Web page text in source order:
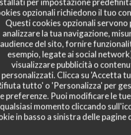
opzionali richiedono il tuo
Questi cookies opzionali servono
analizzare la tua navigazione,
del sito, fornire
esempio, legate ai social
visualizzare pubblicità o
personalizzati. Clicca su 'Accetta
tutto' o 'Personalizza' per
preferenze. Puoi modificare le
momento cliccando
in basso a sinistra delle pagine
nostri clienti
6
5/5 Cucina:5/5 Qualità / Prezzo:5/5
2